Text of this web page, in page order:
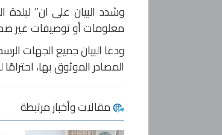
وشدد البيان على ان”
معلومات أو توصيفات غير
ودعا البيان جميع الجهات
المصادر الموثوق بها،
مقالات وأخبار مرتبطة